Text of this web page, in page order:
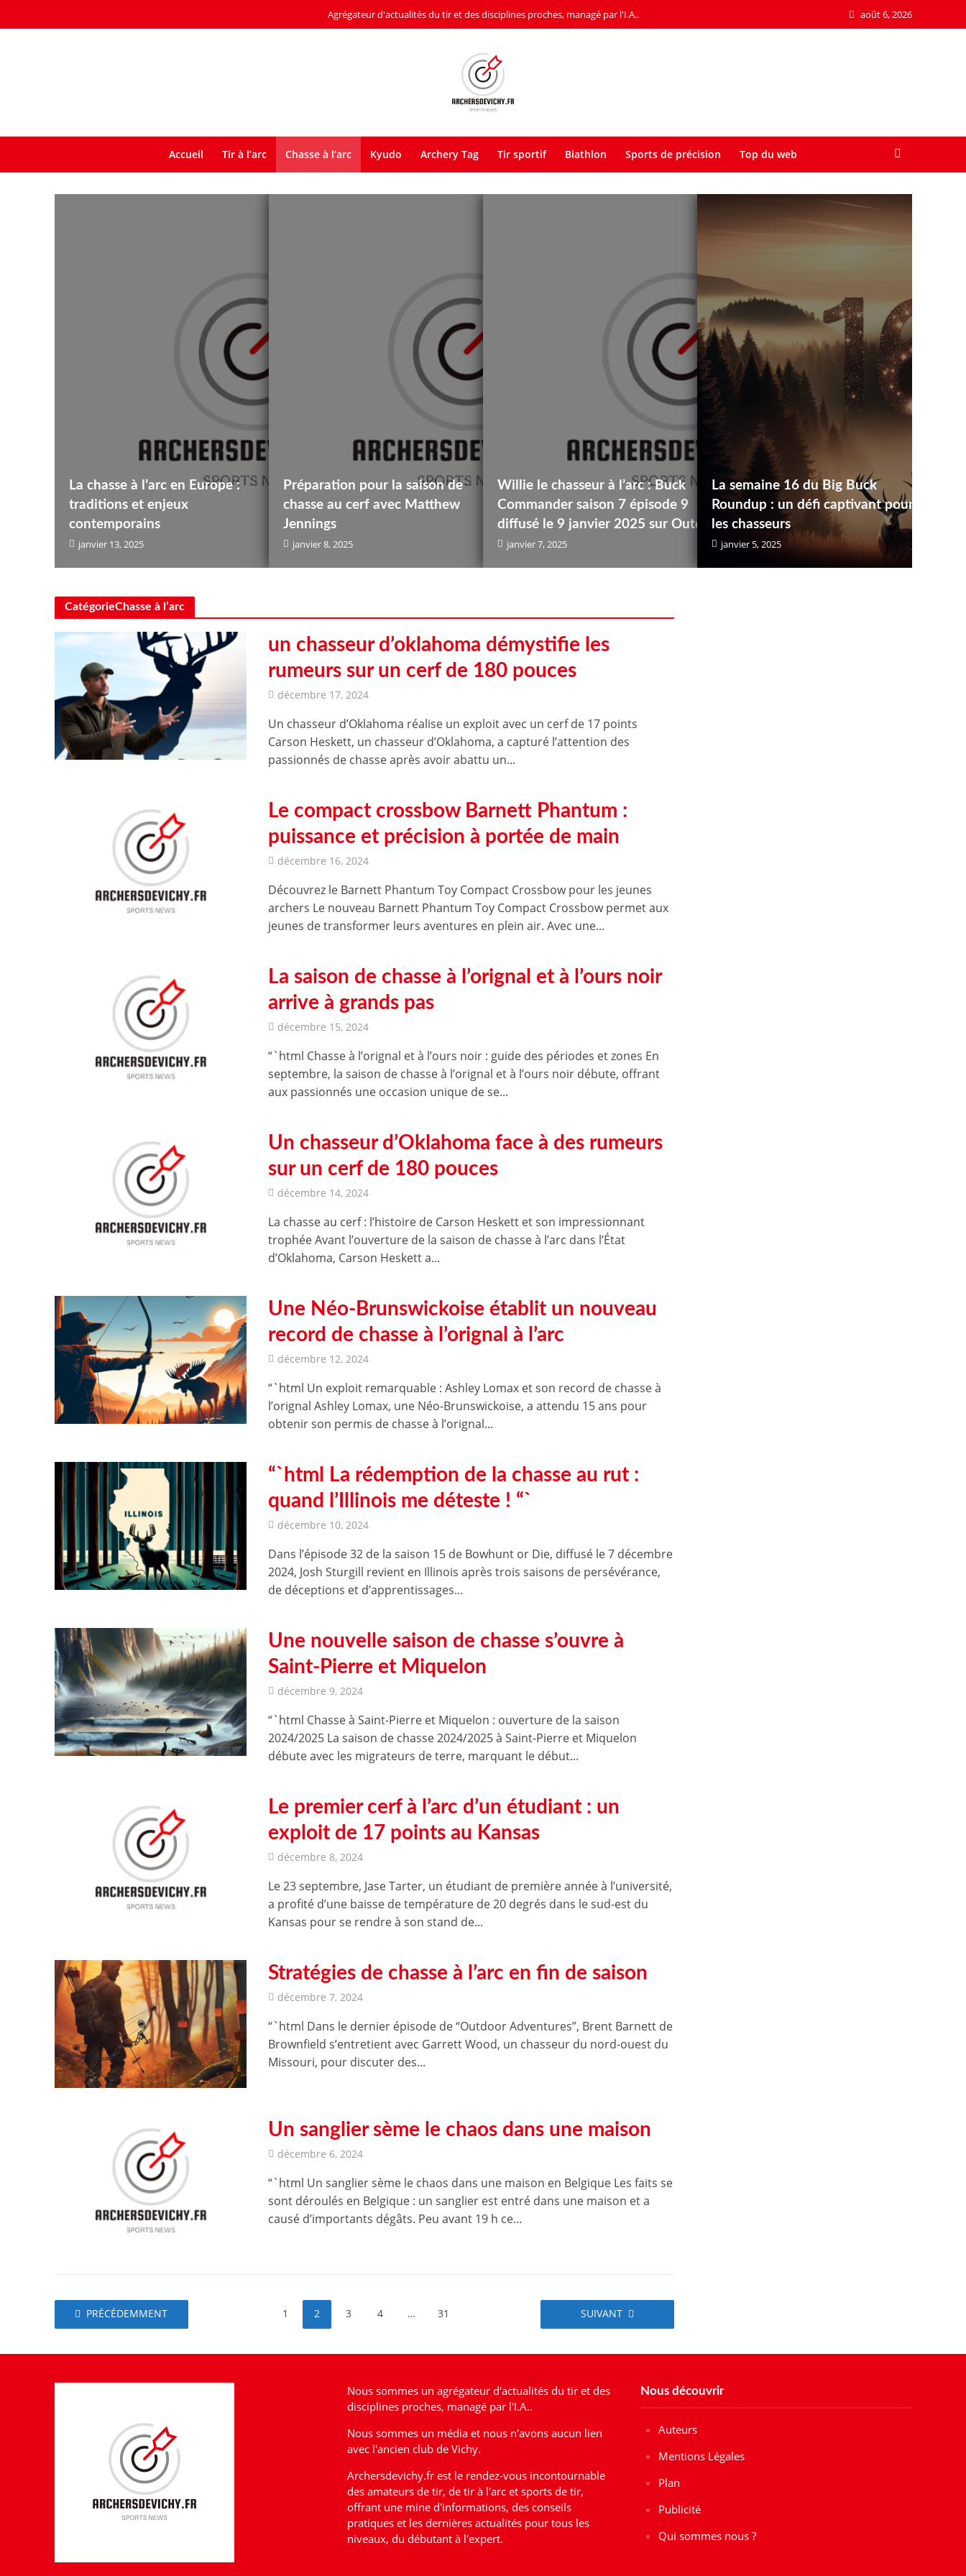
août 6, 2026
Agrégateur d'actualités du tir et des disciplines proches, managé par l'I.A..
Accueil Tir à l’arc Chasse à l’arc Kyudo Archery Tag Tir sportif Biathlon Sports de précision Top du web
La chasse à l’arc en Europe :
traditions et enjeux
contemporains
janvier 13, 2025
Préparation pour la saison de
chasse au cerf avec Matthew
Jennings
janvier 8, 2025
Willie le chasseur à l’arc : Buck
Commander saison 7 épisode 9
diffusé le 9 janvier 2025 sur Outd
janvier 7, 2025
La semaine 16 du Big Buck
Roundup : un défi captivant pour
les chasseurs
janvier 5, 2025
CatégorieChasse à l’arc
un chasseur d’oklahoma démystifie les
rumeurs sur un cerf de 180 pouces
décembre 17, 2024
Un chasseur d’Oklahoma réalise un exploit avec un cerf de 17 points
Carson Heskett, un chasseur d’Oklahoma, a capturé l’attention des
passionnés de chasse après avoir abattu un...
Le compact crossbow Barnett Phantum :
puissance et précision à portée de main
décembre 16, 2024
Découvrez le Barnett Phantum Toy Compact Crossbow pour les jeunes
archers Le nouveau Barnett Phantum Toy Compact Crossbow permet aux
jeunes de transformer leurs aventures en plein air. Avec une...
La saison de chasse à l’orignal et à l’ours noir
arrive à grands pas
décembre 15, 2024
“`html Chasse à l’orignal et à l’ours noir : guide des périodes et zones En
septembre, la saison de chasse à l’orignal et à l’ours noir débute, offrant
aux passionnés une occasion unique de se...
Un chasseur d’Oklahoma face à des rumeurs
sur un cerf de 180 pouces
décembre 14, 2024
La chasse au cerf : l’histoire de Carson Heskett et son impressionnant
trophée Avant l’ouverture de la saison de chasse à l’arc dans l’État
d’Oklahoma, Carson Heskett a...
Une Néo-Brunswickoise établit un nouveau
record de chasse à l’orignal à l’arc
décembre 12, 2024
“`html Un exploit remarquable : Ashley Lomax et son record de chasse à
l’orignal Ashley Lomax, une Néo-Brunswickoise, a attendu 15 ans pour
obtenir son permis de chasse à l’orignal...
“`html La rédemption de la chasse au rut :
quand l’Illinois me déteste ! “`
décembre 10, 2024
Dans l’épisode 32 de la saison 15 de Bowhunt or Die, diffusé le 7 décembre
2024, Josh Sturgill revient en Illinois après trois saisons de persévérance,
de déceptions et d’apprentissages...
Une nouvelle saison de chasse s’ouvre à
Saint-Pierre et Miquelon
décembre 9, 2024
“`html Chasse à Saint-Pierre et Miquelon : ouverture de la saison
2024/2025 La saison de chasse 2024/2025 à Saint-Pierre et Miquelon
débute avec les migrateurs de terre, marquant le début...
Le premier cerf à l’arc d’un étudiant : un
exploit de 17 points au Kansas
décembre 8, 2024
Le 23 septembre, Jase Tarter, un étudiant de première année à l’université,
a profité d’une baisse de température de 20 degrés dans le sud-est du
Kansas pour se rendre à son stand de...
Stratégies de chasse à l’arc en fin de saison
décembre 7, 2024
“`html Dans le dernier épisode de “Outdoor Adventures”, Brent Barnett de
Brownfield s’entretient avec Garrett Wood, un chasseur du nord-ouest du
Missouri, pour discuter des...
Un sanglier sème le chaos dans une maison
décembre 6, 2024
“`html Un sanglier sème le chaos dans une maison en Belgique Les faits se
sont déroulés en Belgique : un sanglier est entré dans une maison et a
causé d’importants dégâts. Peu avant 19 h ce...
PRÉCÉDEMMENT 1 2 3 4 … 31 SUIVANT
Nous sommes un agrégateur d'actualités du tir et des
disciplines proches, managé par l'I.A..
Nous sommes un média et nous n'avons aucun lien
avec l'ancien club de Vichy.
Archersdevichy.fr est le rendez-vous incontournable
des amateurs de tir, de tir à l'arc et sports de tir,
offrant une mine d'informations, des conseils
pratiques et les dernières actualités pour tous les
niveaux, du débutant à l'expert.
Nous découvrir
Auteurs
Mentions Légales
Plan
Publicité
Qui sommes nous ?